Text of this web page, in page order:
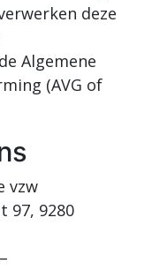
deze
Algemene
(AVG of
vzw
97, 9280
–